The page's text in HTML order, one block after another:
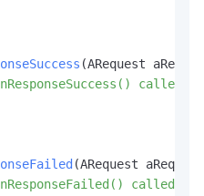
(ARequest
called
(ARequest
called